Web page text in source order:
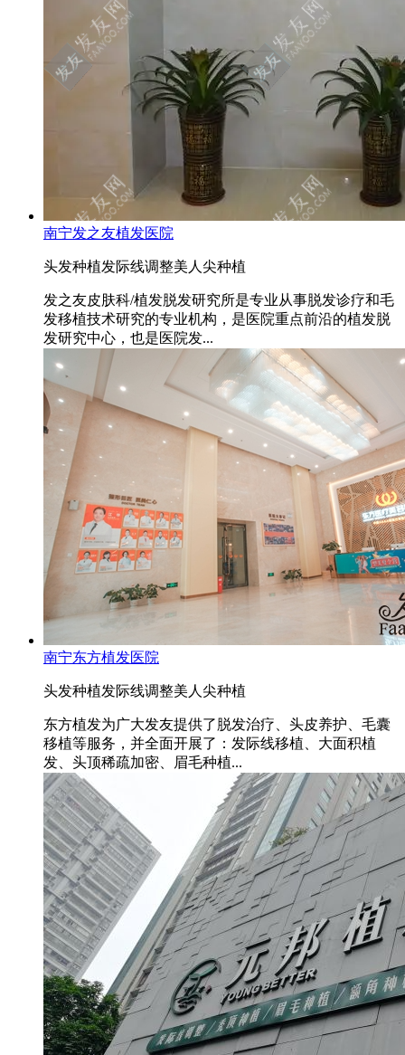
南宁发之友植发医院
头发种植发际线调整美人尖种植
发之友皮肤科/植发脱发研究所是专业从事脱发诊疗和毛
发移植技术研究的专业机构，是医院重点前沿的植发脱
发研究中心，也是医院发...
南宁东方植发医院
头发种植发际线调整美人尖种植
东方植发为广大发友提供了脱发治疗、头皮养护、毛囊
移植等服务，并全面开展了：发际线移植、大面积植
发、头顶稀疏加密、眉毛种植...